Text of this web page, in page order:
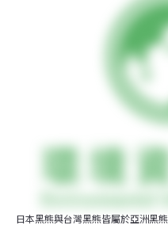
日本黑熊與台灣黑熊皆屬於亞洲黑